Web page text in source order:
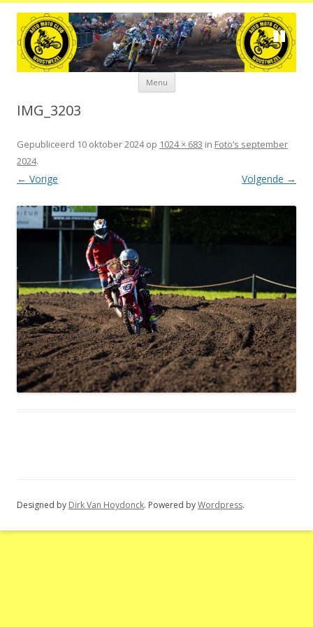
Menu Spring
de
IMG_3203
Gepubliceerd 10 oktober 2024op 1024 × 683 in Foto’s september
2024.
← Vorige Volgende →
Designed by Dirk Van Hoydonck. Powered byWordpress.